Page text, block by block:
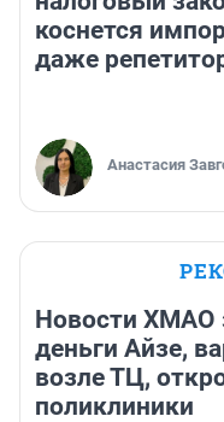
коснется
даже
Анастасия
Новости ХМАО
деньги Айзе,
возле ТЦ,
поликлиники